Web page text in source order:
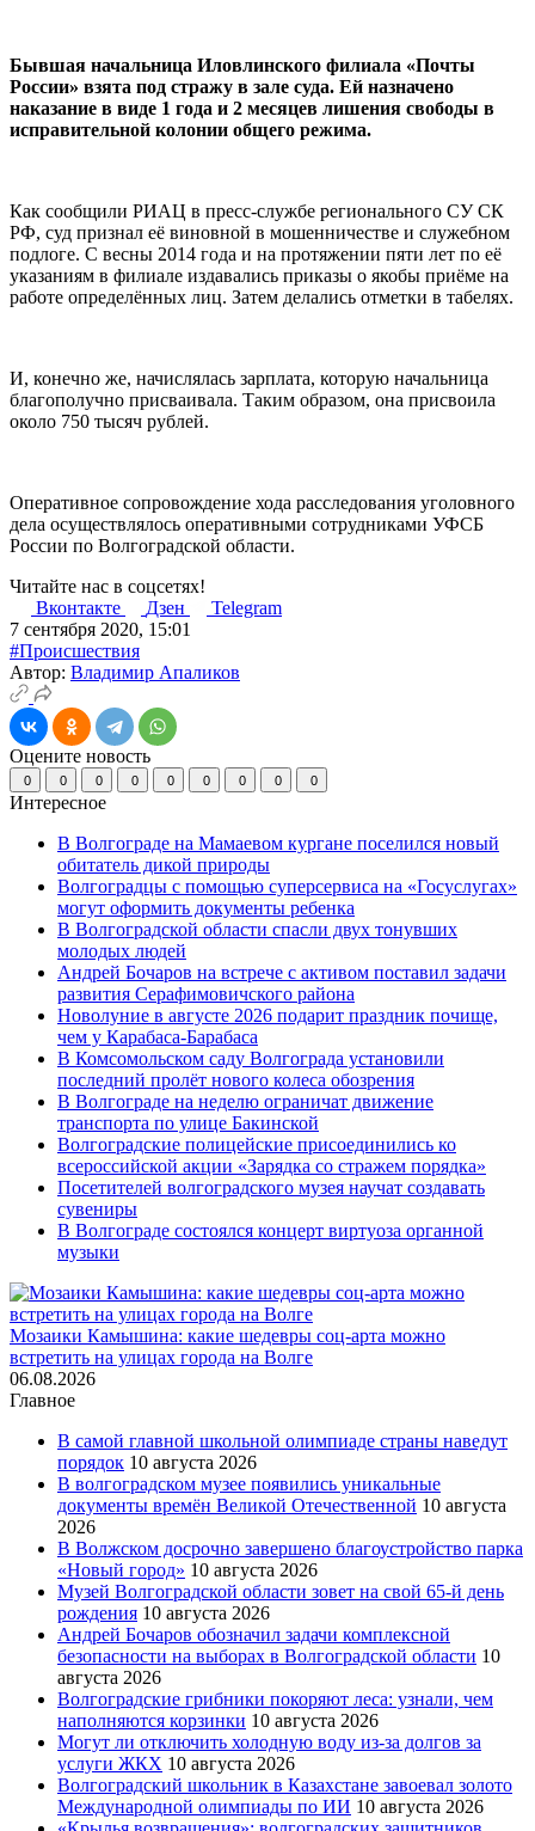
Бывшая начальница Иловлинского филиала «Почты
России» взята под стражу в зале суда. Ей назначено
наказание в виде 1 года и 2 месяцев лишения свободы в
исправительной колонии общего режима.
Как сообщили РИАЦ в пресс-службе регионального СУ СК
РФ, суд признал её виновной в мошенничестве и служебном
подлоге. С весны 2014 года и на протяжении пяти лет по её
указаниям в филиале издавались приказы о якобы приёме на
работе определённых лиц. Затем делались отметки в табелях.
И, конечно же, начислялась зарплата, которую начальница
благополучно присваивала. Таким образом, она присвоила
около 750 тысяч рублей.
Оперативное сопровождение хода расследования уголовного
дела осуществлялось оперативными сотрудниками УФСБ
России по Волгоградской области.
Читайте нас в соцсетях!
Вконтакте
Дзен
Telegram
7 сентября 2020, 15:01
#Происшествия
Автор: Владимир Апаликов
Оцените новость
0 0 0 0 0 0 0 0 0
Интересное
В Волгограде на Мамаевом кургане поселился новый
обитатель дикой природы
Волгоградцы с помощью суперсервиса на «Госуслугах»
могут оформить документы ребенка
В Волгоградской области спасли двух тонувших
молодых людей
Андрей Бочаров на встрече с активом поставил задачи
развития Серафимовичского района
Новолуние в августе 2026 подарит праздник почище,
чем у Карабаса-Барабаса
В Комсомольском саду Волгограда установили
последний пролёт нового колеса обозрения
В Волгограде на неделю ограничат движение
транспорта по улице Бакинской
Волгоградские полицейские присоединились ко
всероссийской акции «Зарядка со стражем порядка»
Посетителей волгоградского музея научат создавать
сувениры
В Волгограде состоялся концерт виртуоза органной
музыки
Мозаики Камышина: какие шедевры соц-арта можно
встретить на улицах города на Волге
06.08.2026
Главное
В самой главной школьной олимпиаде страны наведут
порядок 10 августа 2026
В волгоградском музее появились уникальные
документы времён Великой Отечественной 10 августа
2026
В Волжском досрочно завершено благоустройство парка
«Новый город» 10 августа 2026
Музей Волгоградской области зовет на свой 65-й день
рождения 10 августа 2026
Андрей Бочаров обозначил задачи комплексной
безопасности на выборах в Волгоградской области 10
августа 2026
Волгоградские грибники покоряют леса: узнали, чем
наполняются корзинки 10 августа 2026
Могут ли отключить холодную воду из-за долгов за
услуги ЖКХ 10 августа 2026
Волгоградский школьник в Казахстане завоевал золото
Международной олимпиады по ИИ 10 августа 2026